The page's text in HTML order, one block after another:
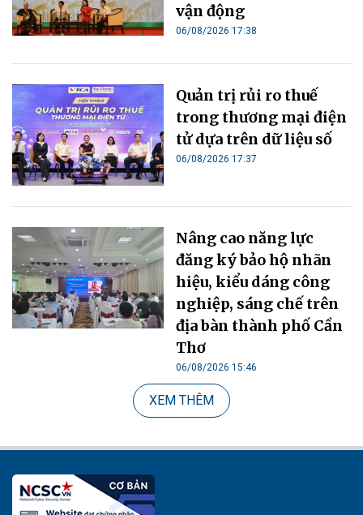
vận động
06/08/2026 17:38
Quản trị rủi ro thuế
trong thương mại điện
tử dựa trên dữ liệu số
06/08/2026 17:37
Nâng cao năng lực
đăng ký bảo hộ nhãn
hiệu, kiểu dáng công
nghiệp, sáng chế trên
địa bàn thành phố Cần
Thơ
06/08/2026 15:46
XEM THÊM